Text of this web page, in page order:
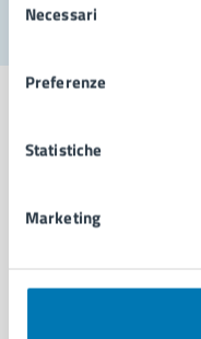
delNecessari
Preferenze
Statistiche
Marketing
Aree amministrative